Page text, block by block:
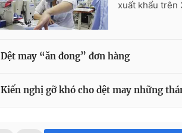
xuất khẩu trên
Dệt may “ăn đong” đơn hàng
Kiến nghị gỡ khó cho dệt may những